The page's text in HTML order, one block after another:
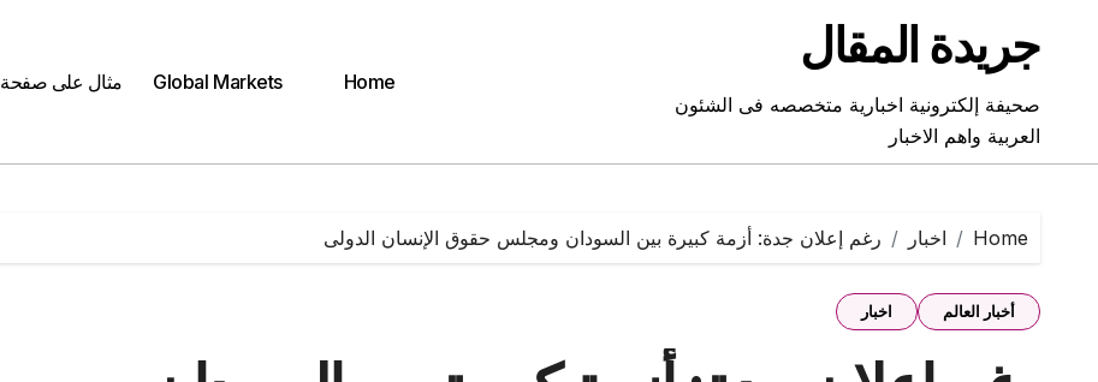
contentجريدة المقال
صحيفة إلكترونية اخبارية متخصصه فى الشئون
العربية واهم الاخبار
Home
Global Markets مثال على صفحة
Home اخبار رغم إعلان جدة: أزمة كبيرة بين السودان ومجلس حقوق الإنسان الدولى
أخبار العالم اخبار